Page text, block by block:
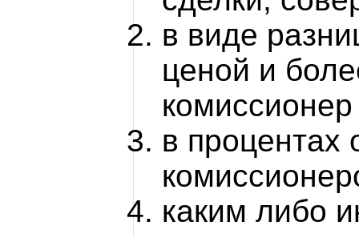
в виде
ценой и
в процентах
каким либо